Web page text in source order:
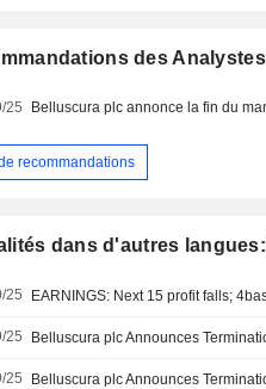
des
25
recommandations
dans d'autres
25 EARNINGS: Next 15 profit falls;
25
25